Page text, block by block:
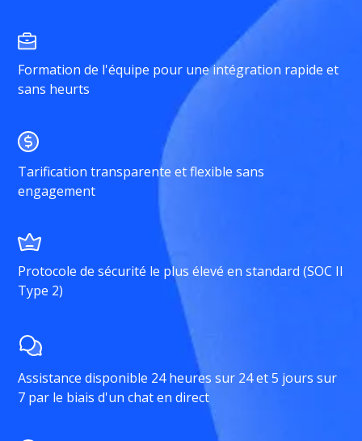
Formation de l'équipe pour une intégration rapide et
sans heurts
Tarification transparente et flexible sans
engagement
Protocole de sécurité le plus élevé en standard (SOC II
Type 2)
Assistance disponible 24 heures sur 24 et 5 jours sur
7 par le biais d'un chat en direct